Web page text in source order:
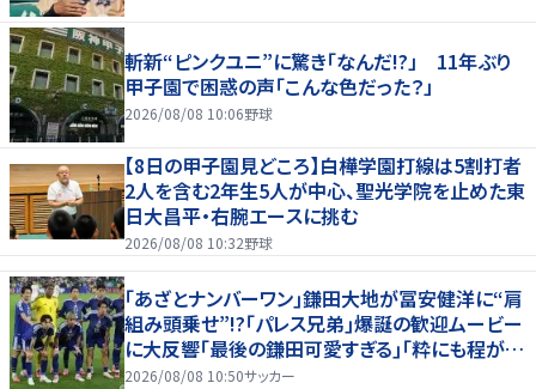
斬新“ピンクユニ”に驚き「なんだ!?」 11年ぶり
甲子園で困惑の声「こんな色だった？」
2026/08/08 10:06野球
【8日の甲子園見どころ】白樺学園打線は5割打者
2人を含む2年生5人が中心、聖光学院を止めた東
日大昌平・右腕エースに挑む
2026/08/08 10:32野球
｢あざとナンバーワン｣鎌田大地が冨安健洋に“肩
組み頭乗せ”!?｢パレス兄弟｣爆誕の歓迎ムービー
に大反響｢最後の鎌田可愛すぎる｣｢粋にも程があ
る！」
2026/08/08 10:50サッカー